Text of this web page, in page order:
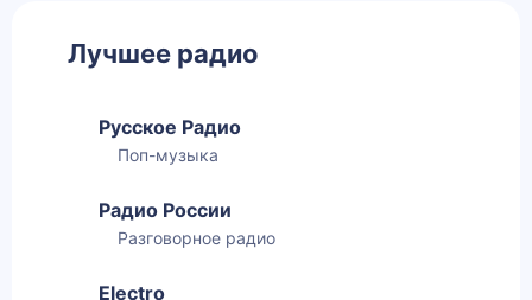
Лучшее радио
Русское Радио
Поп-музыка
Радио России
Разговорное радио
Electro